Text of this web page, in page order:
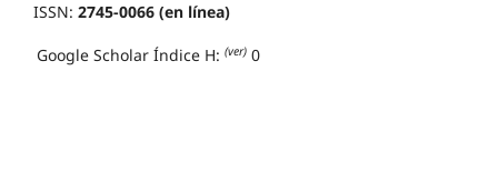
ISSN: 2745-0066 (en línea)
Google Scholar Índice H: (ver) 0